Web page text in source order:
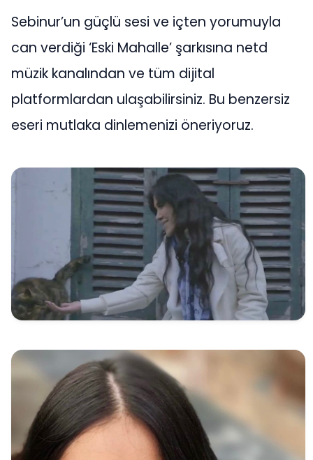
Sebinur’un güçlü sesi ve içten yorumuyla
can verdiği ‘Eski Mahalle’ şarkısına netd
müzik kanalından ve tüm dijital
platformlardan ulaşabilirsiniz. Bu benzersiz
eseri mutlaka dinlemenizi öneriyoruz.